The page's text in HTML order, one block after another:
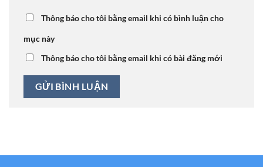
Thông báo cho tôi bằng email khi có bình luận cho
mục này
Thông báo cho tôi bằng email khi có bài đăng mới